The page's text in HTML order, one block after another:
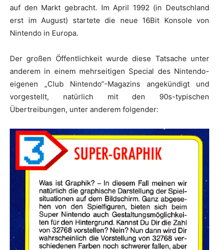
auf den Markt gebracht. Im April 1992 (in Deutschland
erst im August) startete die neue 16Bit Konsole von
Nintendo in Europa.
Der großen Öffentlichkeit wurde diese Tatsache unter
anderem in einem mehrseitigen Special des Nintendo-
eigenen „Club Nintendo“-Magazins angekündigt und
vorgestellt, natürlich mit den 90s-typischen
Übertreibungen, unter anderem folgender: